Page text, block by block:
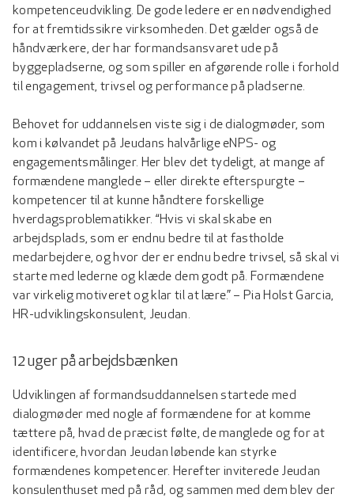
kompetenceudvikling. De gode ledere er en nødvendighed
for at fremtidssikre virksomheden. Det gælder også de
håndværkere, der har formandsansvaret ude på
byggepladserne, og som spiller en afgørende rolle i forhold
til engagement, trivsel og performance på pladserne.
Behovet for uddannelsen viste sig i de dialogmøder, som
kom i kølvandet på Jeudans halvårlige eNPS- og
engagementsmålinger. Her blev det tydeligt, at mange af
formændene manglede – eller direkte efterspurgte –
kompetencer til at kunne håndtere forskellige
hverdagsproblematikker. “Hvis vi skal skabe en
arbejdsplads, som er endnu bedre til at fastholde
medarbejdere, og hvor der er endnu bedre trivsel, så skal vi
starte med lederne og klæde dem godt på. Formændene
var virkelig motiveret og klar til at lære.” – Pia Holst Garcia,
HR-udviklingskonsulent, Jeudan.
12 uger på arbejdsbænken
Udviklingen af formandsuddannelsen startede med
dialogmøder med nogle af formændene for at komme
tættere på, hvad de præcist følte, de manglede og for at
identificere, hvordan Jeudan løbende kan styrke
formændenes kompetencer. Herefter inviterede Jeudan
konsulenthuset med på råd, og sammen med dem blev der